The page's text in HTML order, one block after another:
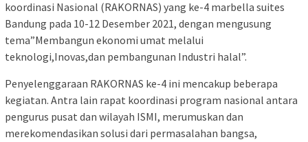
koordinasi Nasional (RAKORNAS) yang ke-4 marbella suites
Bandung pada 10-12 Desember 2021, dengan mengusung
tema”Membangun ekonomi umat melalui
teknologi,Inovas,dan pembangunan Industri halal”.
Penyelenggaraan RAKORNAS ke-4 ini mencakup beberapa
kegiatan. Antra lain rapat koordinasi program nasional antara
pengurus pusat dan wilayah ISMI, merumuskan dan
merekomendasikan solusi dari permasalahan bangsa,